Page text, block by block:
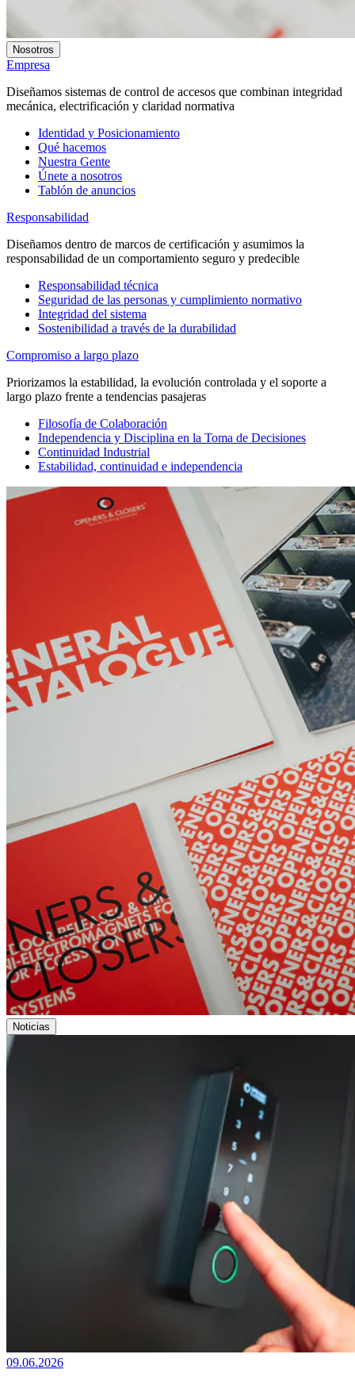
Nosotros
Empresa
Diseñamos sistemas de control de accesos que combinan integridad
mecánica, electrificación y claridad normativa
Identidad y Posicionamiento
Qué hacemos
Nuestra Gente
Únete a nosotros
Tablón de anuncios
Responsabilidad
Diseñamos dentro de marcos de certificación y asumimos la
responsabilidad de un comportamiento seguro y predecible
Responsabilidad técnica
Seguridad de las personas y cumplimiento normativo
Integridad del sistema
Sostenibilidad a través de la durabilidad
Compromiso a largo plazo
Priorizamos la estabilidad, la evolución controlada y el soporte a
largo plazo frente a tendencias pasajeras
Filosofía de Colaboración
Independencia y Disciplina en la Toma de Decisiones
Continuidad Industrial
Estabilidad, continuidad e independencia
Noticias
09.06.2026